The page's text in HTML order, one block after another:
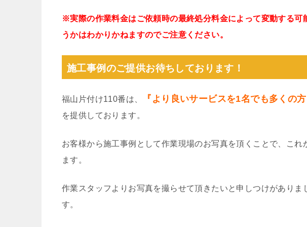
※実際の作業料金はご依頼時の最終処分料金によって変動する可
うかはわかりかねますのでご注意ください。
施工事例のご提供お待ちしております！
福山片付け110番は、 『より良いサービスを1名でも多くの
を提供しております。
お客様から施工事例として作業現場のお写真を頂くことで、こ
ます。
作業スタッフよりお写真を撮らせて頂きたいと申しつけがありま
す。